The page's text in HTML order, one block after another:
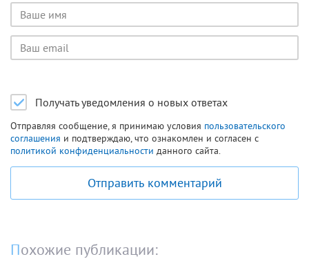
Имя
пользователя
Email
пользователя
Получать уведомления о новых ответах
Отправляя сообщение, я принимаю условия пользовательского
соглашения и подтверждаю, что ознакомлен и согласен с
политикой конфиденциальности данного сайта.
Отправить комментарий
Похожие публикации: